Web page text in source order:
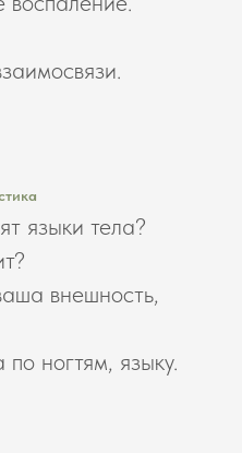
языки тела?
внешность,
ногтям, языку.